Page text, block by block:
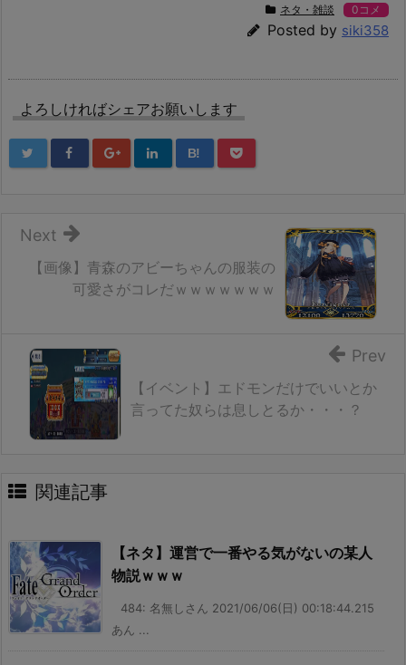
ネタ・雑談 0コメ
Posted by siki358
よろしければシェアお願いします
B!
【画像】青森のアビーちゃんの服装の
可愛さがコレだｗｗｗｗｗｗｗ
Next
【イベント】エドモンだけでいいとか
言ってた奴らは息しとるか・・・？
Prev
関連記事
【ネタ】運営で一番やる気がないの某人
物説ｗｗｗ
484: 名無しさん 2021/06/06(日) 00:18:44.215
あん ...